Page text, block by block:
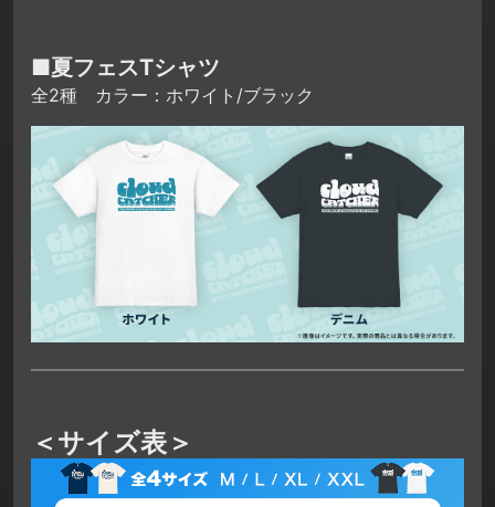
■夏フェスTシャツ
全2種 カラー：ホワイト/ブラック
＜サイズ表＞